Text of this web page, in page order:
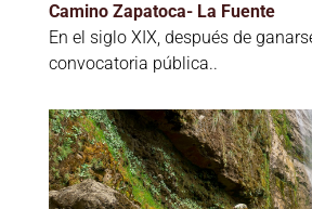
Camino Zapatoca- La Fuente
En el siglo XIX, después de
convocatoria pública..